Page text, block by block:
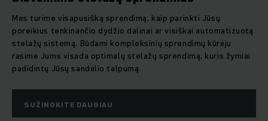
Mes turime visapusišką sprendimą, kaip parinkti Jūsų
poreikius tenkinančio dydžio dalinai ar visiškai automatizuotą
stelažų sistemą. Būdami kompleksinių sprendimų kūrėju
rasime Jums visada optimalų stelažų sprendimą, kuris žymiai
padidintų Jūsų sandėlio talpumą.
SUŽINOKITE DAUGIAU